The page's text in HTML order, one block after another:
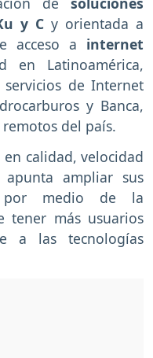
y C y orientada a
acceso a internet
en Latinoamérica,
de Internet
y Banca,
del país.
calidad, velocidad
apunta ampliar sus
por medio de la
tener más usuarios
a las tecnologías